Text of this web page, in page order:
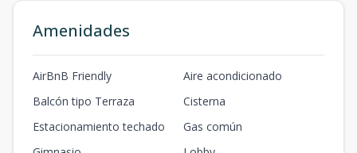
Amenidades
AirBnB Friendly
Aire acondicionado
Balcón tipo Terraza
Cisterna
Estacionamiento techado
Gas común